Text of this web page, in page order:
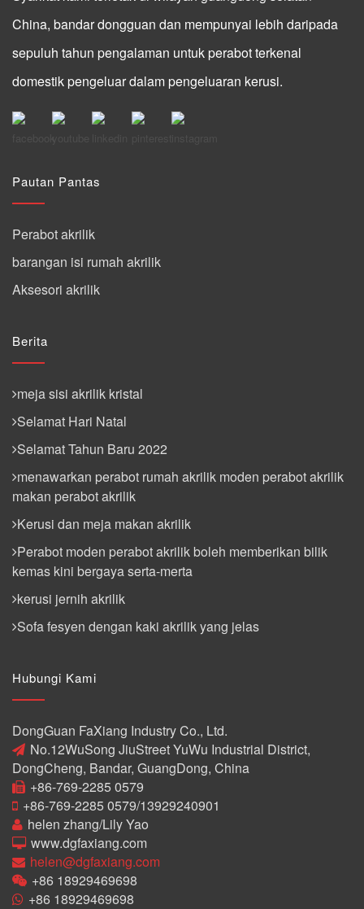
China, bandar dongguan dan mempunyai lebih daripada
sepuluh tahun pengalaman untuk perabot terkenal
domestik pengeluar dalam pengeluaran kerusi.
Pautan Pantas
Perabot akrilik
barangan isi rumah akrilik
Aksesori akrilik
Berita
meja sisi akrilik kristal
Selamat Hari Natal
Selamat Tahun Baru 2022
menawarkan perabot rumah akrilik moden perabot akrilik
makan perabot akrilik
Kerusi dan meja makan akrilik
Perabot moden perabot akrilik boleh memberikan bilik
kemas kini bergaya serta-merta
kerusi jernih akrilik
Sofa fesyen dengan kaki akrilik yang jelas
Hubungi Kami
DongGuan FaXiang Industry Co., Ltd.
No.12WuSong JiuStreet YuWu Industrial District,
DongCheng, Bandar, GuangDong, China
+86-769-2285 0579
+86-769-2285 0579/13929240901
helen zhang/Lily Yao
www.dgfaxiang.com
helen@dgfaxiang.com
+86 18929469698
+86 18929469698